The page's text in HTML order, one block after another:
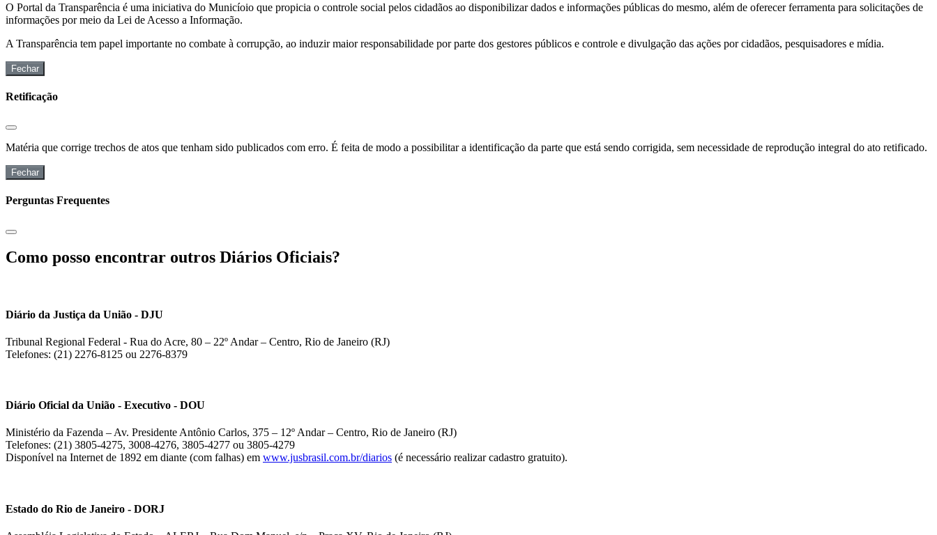
O Portal da Transparência é uma iniciativa do Municíoio que propicia o controle social pelos cidadãos ao disponibilizar dados e informações públicas do mesmo, além de oferecer ferramenta para solicitações de
informações por meio da Lei de Acesso a Informação.
A Transparência tem papel importante no combate à corrupção, ao induzir maior responsabilidade por parte dos gestores públicos e controle e divulgação das ações por cidadãos, pesquisadores e mídia.
Fechar
Retificação
Matéria que corrige trechos de atos que tenham sido publicados com erro. É feita de modo a possibilitar a identificação da parte que está sendo corrigida, sem necessidade de reprodução integral do ato retificado.
Fechar
Perguntas Frequentes
Como posso encontrar outros Diários Oficiais?
Diário da Justiça da União - DJU
Tribunal Regional Federal - Rua do Acre, 80 – 22º Andar – Centro, Rio de Janeiro (RJ)
Telefones: (21) 2276-8125 ou 2276-8379
Diário Oficial da União - Executivo - DOU
Ministério da Fazenda – Av. Presidente Antônio Carlos, 375 – 12º Andar – Centro, Rio de Janeiro (RJ)
Telefones: (21) 3805-4275, 3008-4276, 3805-4277 ou 3805-4279
Disponível na Internet de 1892 em diante (com falhas) em www.jusbrasil.com.br/diarios (é necessário realizar cadastro gratuito).
Estado do Rio de Janeiro - DORJ